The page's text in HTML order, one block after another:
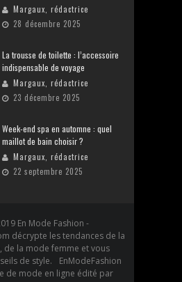
Margaux, rédactrice
28 décembre 2025
La trousse de toilette : l’accessoire
indispensable de voyage
Margaux, rédactrice
23 décembre 2025
Week-end spa en automne : quel
maillot de bain choisir ?
Margaux, rédactrice
22 septembre 2025
En Mode Fashion -
décrypte les tendances de la
de la mode femme et vous
de style. EnModeFashion
de mode en ligne édité par